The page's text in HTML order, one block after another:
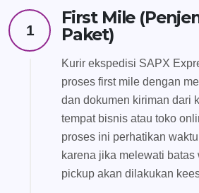
1
First Mile
Paket)
Kurir ekspedisi SAPX
proses first mile dengan
dan dokumen kiriman dari
tempat bisnis atau toko
proses ini perhatikan
karena jika melewati batas
pickup akan dilakukan